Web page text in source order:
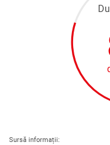
Sursă informații: